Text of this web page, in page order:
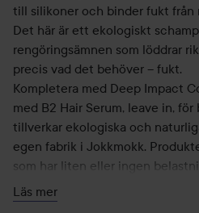
till silikoner och binder fukt från
Det här är ett ekologiskt
rengöringsämnen som löddrar
precis vad det behöver – fukt.
Kompletera med Deep Impact
med B2 Hair Serum, leave in,
tillverkar ekologiska och
egen fabrik i Jokkmokk.
som har liten eller ingen
människa och så långt de går är
certifierade eller utvalt-
Läs mer